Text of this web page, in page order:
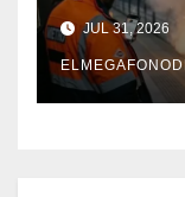
JUL 31, 2026